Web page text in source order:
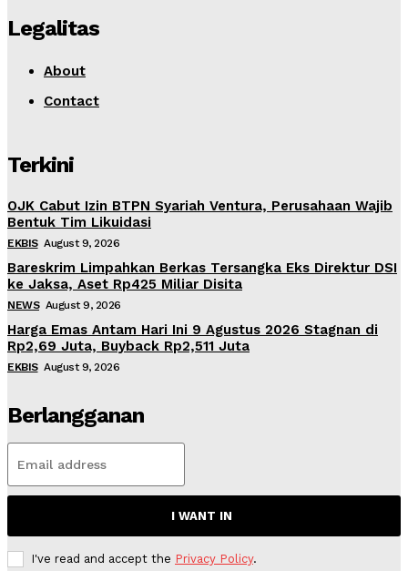
Legalitas
About
Contact
Terkini
OJK Cabut Izin BTPN Syariah Ventura, Perusahaan Wajib
Bentuk Tim Likuidasi
EKBIS August 9, 2026
Bareskrim Limpahkan Berkas Tersangka Eks Direktur DSI
ke Jaksa, Aset Rp425 Miliar Disita
NEWS August 9, 2026
Harga Emas Antam Hari Ini 9 Agustus 2026 Stagnan di
Rp2,69 Juta, Buyback Rp2,511 Juta
EKBIS August 9, 2026
Berlangganan
I WANT IN
I've read and accept the Privacy Policy.